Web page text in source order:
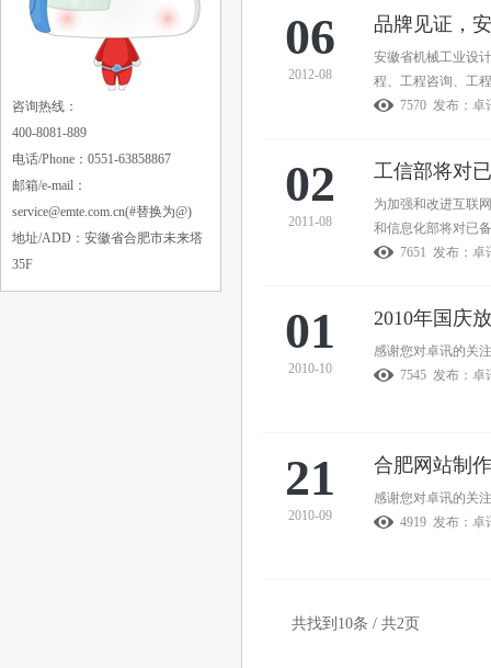
咨询热线：
400-8081-889
电话/Phone：0551-63858867
邮箱/e-mail：
service@emte.com.cn(#替换为@)
地址/ADD：安徽省合肥市未来塔
35F
06
2012-08
品牌见证，
安徽省机械工业设
程、工程咨询、工
7570 发布：卓
02
2011-08
工信部将对
为加强和改进互联
和信息化部将对已
7651 发布：卓
01
2010-10
2010年国庆
感谢您对卓讯的关
7545 发布：卓
21
2010-09
合肥网站制
感谢您对卓讯的关
4919 发布：卓
共找到10条 / 共2页